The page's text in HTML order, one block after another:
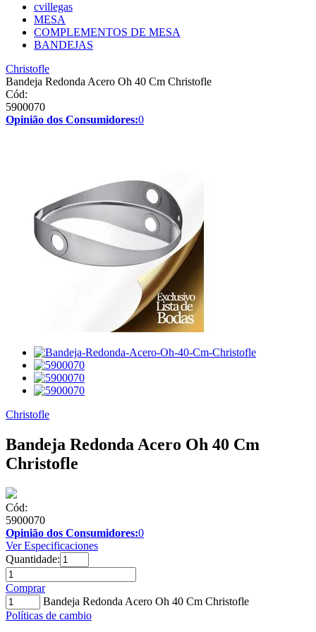
cvillegas
MESA
COMPLEMENTOS DE MESA
BANDEJAS
Christofle
Bandeja Redonda Acero Oh 40 Cm Christofle
Cód:
5900070
Opinião dos Consumidores:0
Christofle
Bandeja Redonda Acero Oh 40 Cm
Christofle
Cód:
5900070
Opinião dos Consumidores:0
Ver Especificaciones
Quantidade:
Comprar
Bandeja Redonda Acero Oh 40 Cm Christofle
Políticas de cambio